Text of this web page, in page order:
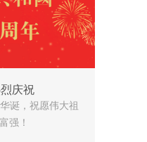
庆祝
诞，祝愿伟大祖
强！